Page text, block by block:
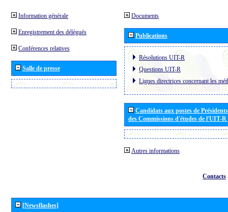
Information générale
Enregistrement des délégués
Conférences relatives
Salle de presse
Documents
Publications
Résolutions UIT-R
Questions UIT-R
Lignes directrices concernant les
Candidats aux postes de
des Commissions d'études de l'UIT-
Autres informations
Contacts
[Newsflashes]